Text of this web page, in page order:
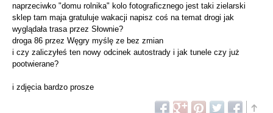
naprzeciwko "domu rolnika" kolo fotograficznego jest taki zielarski
sklep tam maja gratuluje wakacji napisz coś na temat drogi jak
wyglądała trasa przez Słownie?
droga 86 przez Węgry myślę ze bez zmian
i czy zaliczyłeś ten nowy odcinek autostrady i jak tunele czy już
pootwierane?
i zdjęcia bardzo prosze